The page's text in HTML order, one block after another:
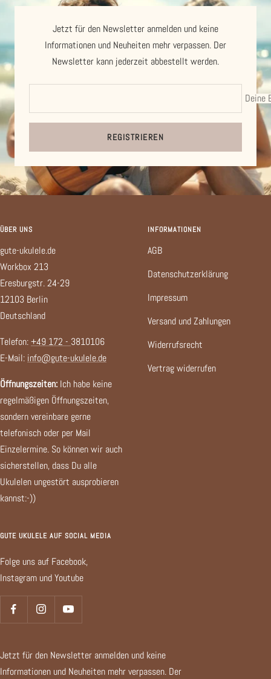
gehen
gehen
Jetzt für den Newsletter anmelden und keine
Informationen und Neuheiten mehr verpassen. Der
Newsletter kann jederzeit abbestellt werden.
Deine
REGISTRIEREN
ÜBER UNS
gute-ukulele.de
Workbox 213
Eresburgstr. 24-29
12103 Berlin
Deutschland
Telefon:+49 172 - 3810106
E-Mail: info@gute-ukulele.de
Öffnungszeiten: Ich habe keine
regelmäßigen Öffnungszeiten,
sondern vereinbare gerne
telefonisch oder per Mail
Einzelermine. So können wir auch
sicherstellen, dass Du alle
Ukulelen ungestört ausprobieren
kannst:-))
INFORMATIONEN
AGB
Datenschutzerklärung
Impressum
Versand und Zahlungen
Widerrufsrecht
Vertrag widerrufen
GUTE UKULELE AUF SOCIAL MEDIA
Folge uns auf Facebook,
Instagram und Youtube
Jetzt für den Newsletter anmelden und keine
Informationen und Neuheiten mehr verpassen. Der